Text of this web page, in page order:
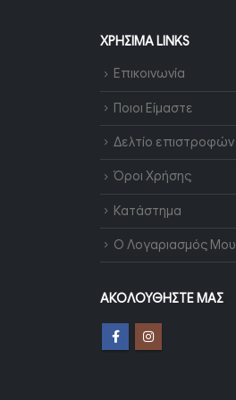
ΧΡΉΣΙΜΑ LINKS
Επικοινωνία
Ποιοι Είμαστε
Δελτίο επιστροφών
Όροι Χρήσης
Κατάστημα
Ο Λογαριασμός Μου
ΑΚΟΛΟΥΘΉΣΤΕ ΜΑΣ